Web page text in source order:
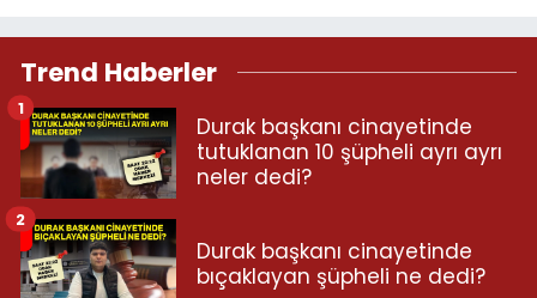
Trend Haberler
Durak başkanı cinayetinde
tutuklanan 10 şüpheli ayrı ayrı
neler dedi?
1
Durak başkanı cinayetinde
bıçaklayan şüpheli ne dedi?
2